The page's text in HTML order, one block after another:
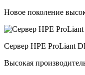
Новое поколение
Сервер HPE ProLiant
Высокая